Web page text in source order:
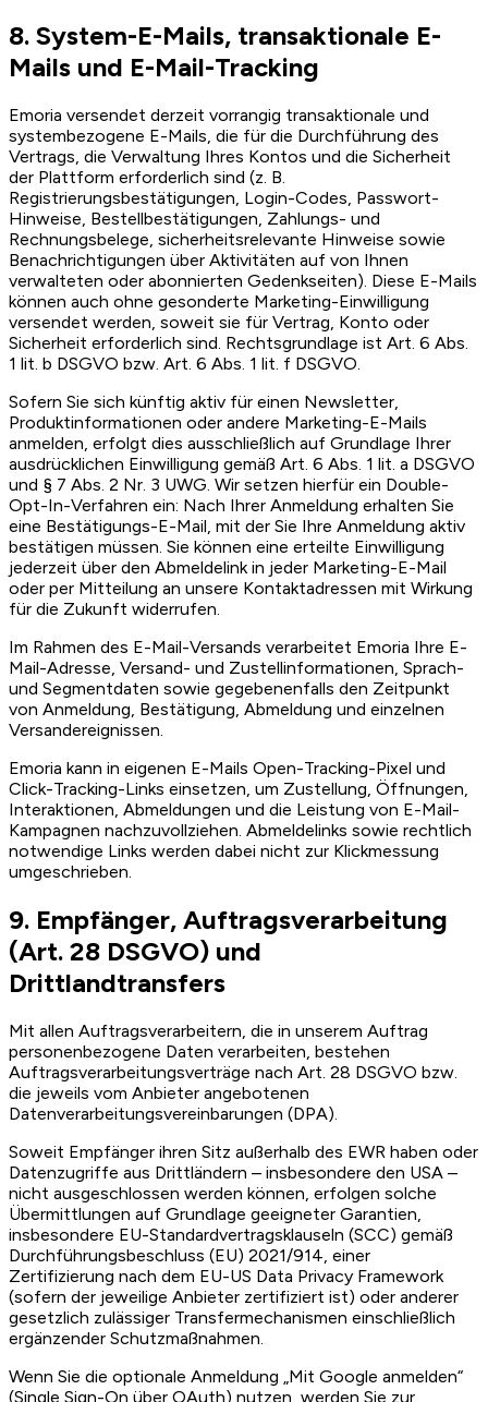
8. System-E-Mails, transaktionale E-
Mails und E-Mail-Tracking
Emoria versendet derzeit vorrangig transaktionale und
systembezogene E-Mails, die für die Durchführung des
Vertrags, die Verwaltung Ihres Kontos und die Sicherheit
der Plattform erforderlich sind (z. B.
Registrierungsbestätigungen, Login-Codes, Passwort-
Hinweise, Bestellbestätigungen, Zahlungs- und
Rechnungsbelege, sicherheitsrelevante Hinweise sowie
Benachrichtigungen über Aktivitäten auf von Ihnen
verwalteten oder abonnierten Gedenkseiten). Diese E-Mails
können auch ohne gesonderte Marketing-Einwilligung
versendet werden, soweit sie für Vertrag, Konto oder
Sicherheit erforderlich sind. Rechtsgrundlage ist Art. 6 Abs.
1 lit. b DSGVO bzw. Art. 6 Abs. 1 lit. f DSGVO.
Sofern Sie sich künftig aktiv für einen Newsletter,
Produktinformationen oder andere Marketing-E-Mails
anmelden, erfolgt dies ausschließlich auf Grundlage Ihrer
ausdrücklichen Einwilligung gemäß Art. 6 Abs. 1 lit. a DSGVO
und § 7 Abs. 2 Nr. 3 UWG. Wir setzen hierfür ein Double-
Opt-In-Verfahren ein: Nach Ihrer Anmeldung erhalten Sie
eine Bestätigungs-E-Mail, mit der Sie Ihre Anmeldung aktiv
bestätigen müssen. Sie können eine erteilte Einwilligung
jederzeit über den Abmeldelink in jeder Marketing-E-Mail
oder per Mitteilung an unsere Kontaktadressen mit Wirkung
für die Zukunft widerrufen.
Im Rahmen des E-Mail-Versands verarbeitet Emoria Ihre E-
Mail-Adresse, Versand- und Zustellinformationen, Sprach-
und Segmentdaten sowie gegebenenfalls den Zeitpunkt
von Anmeldung, Bestätigung, Abmeldung und einzelnen
Versandereignissen.
Emoria kann in eigenen E-Mails Open-Tracking-Pixel und
Click-Tracking-Links einsetzen, um Zustellung, Öffnungen,
Interaktionen, Abmeldungen und die Leistung von E-Mail-
Kampagnen nachzuvollziehen. Abmeldelinks sowie rechtlich
notwendige Links werden dabei nicht zur Klickmessung
umgeschrieben.
9. Empfänger, Auftragsverarbeitung
(Art. 28 DSGVO) und
Drittlandtransfers
Mit allen Auftragsverarbeitern, die in unserem Auftrag
personenbezogene Daten verarbeiten, bestehen
Auftragsverarbeitungsverträge nach Art. 28 DSGVO bzw.
die jeweils vom Anbieter angebotenen
Datenverarbeitungsverein­barungen (DPA).
Soweit Empfänger ihren Sitz außerhalb des EWR haben oder
Datenzugriffe aus Drittländern – insbesondere den USA –
nicht ausgeschlossen werden können, erfolgen solche
Übermittlungen auf Grundlage geeigneter Garantien,
insbesondere EU-Standardvertragsklauseln (SCC) gemäß
Durchführungsbeschluss (EU) 2021/914, einer
Zertifizierung nach dem EU-US Data Privacy Framework
(sofern der jeweilige Anbieter zertifiziert ist) oder anderer
gesetzlich zulässiger Transfermechanismen einschließlich
ergänzender Schutzmaßnahmen.
Wenn Sie die optionale Anmeldung „Mit Google anmelden“
(Single Sign-On über OAuth) nutzen, werden Sie zur